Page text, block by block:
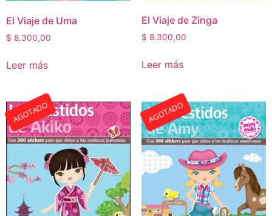
El Viaje de Uma
$ 8.300,00
Leer más
El Viaje de Zinga
$ 8.300,00
Leer más
AGOTADO AGOTADO